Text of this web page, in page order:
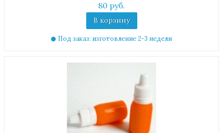
80 руб.
В корзину
Под заказ: изготовление 2-3 недели